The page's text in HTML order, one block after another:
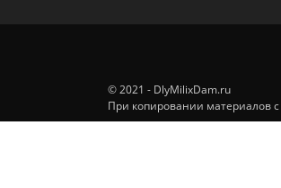
© 2021 - DlyMilixDam.ru
При копировании материалов с